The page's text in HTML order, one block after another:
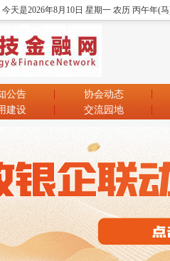
今天是2026年8月10日 星期一 农历 丙午年(
公告
协会动态
建设 交流园地